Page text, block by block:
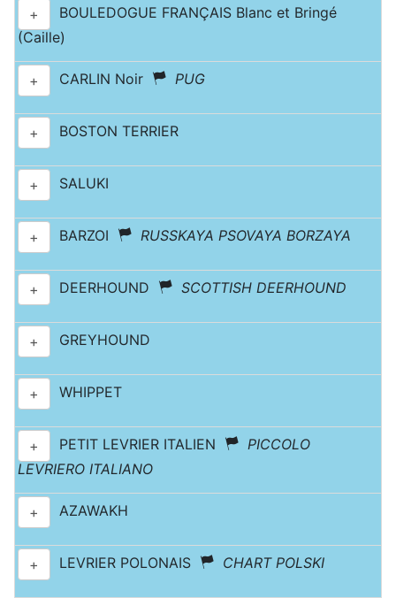
+
BOULEDOGUE FRANÇAIS Blanc et Bringé
(Caille)
+ CARLIN Noir PUG
+ BOSTON TERRIER
+ SALUKI
+ BARZOI RUSSKAYA PSOVAYA BORZAYA
+ DEERHOUND SCOTTISH DEERHOUND
+ GREYHOUND
+ WHIPPET
+ PETIT LEVRIER ITALIEN
PICCOLO
LEVRIERO ITALIANO
+ AZAWAKH
+ LEVRIER POLONAIS CHART POLSKI